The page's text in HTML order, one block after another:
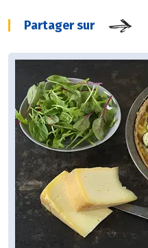
Partager sur